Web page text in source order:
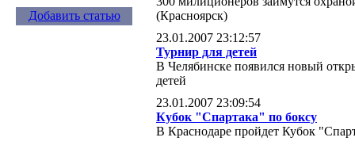
Добавить статью
(Красноярск)
23.01.2007 23:12:57
Турнир для детей
В Челябинске появился новый
детей
23.01.2007 23:09:54
Кубок "Спартака" по боксу
В Краснодаре пройдет Кубок